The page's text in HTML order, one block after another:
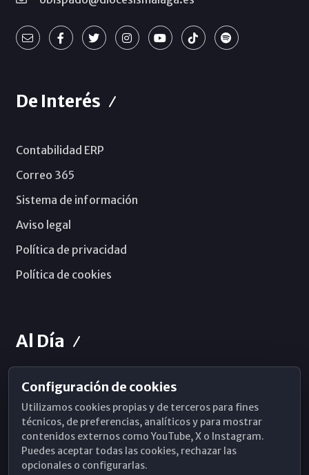
De Interés
Contabilidad ERP
Correo 365
Sistema de información
Aviso legal
Política de privacidad
Política de cookies
Al Día
Horarios de Misa
Hemeroteca
WhatsApp
Configuración de cookies
Utilizamos cookies propias y de terceros para fines
técnicos, de preferencias, analíticos y para mostrar
contenidos externos como YouTube, X o Instagram.
Puedes aceptar todas las cookies, rechazar las
opcionales o configurarlas.